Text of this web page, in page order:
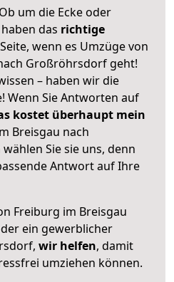
um die Ecke oder
das richtige
wenn es Umzüge von
Großröhrsdorf geht!
– haben wir die
Wenn Sie Antworten auf
kostet überhaupt mein
Breisgau nach
Sie sie uns, denn
Antwort auf Ihre
Freiburg im Breisgau
ein gewerblicher
wir helfen, damit
umziehen können.